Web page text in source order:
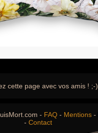
cette page avec vos amis ! ;-)
- FAQ - Mentions -
- Contact